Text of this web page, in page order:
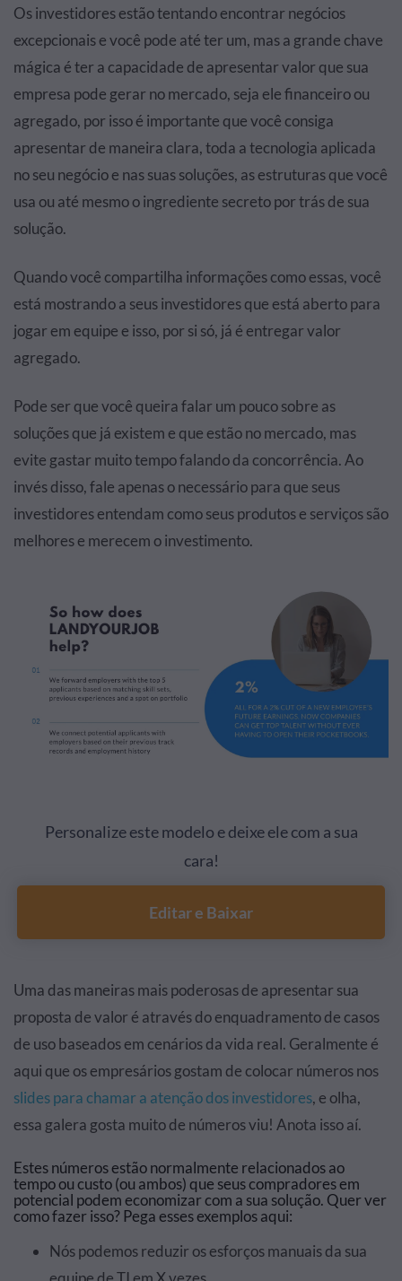
Os investidores estão tentando encontrar negócios
excepcionais e você pode até ter um, mas a grande chave
mágica é ter a capacidade de apresentar valor que sua
empresa pode gerar no mercado, seja ele financeiro ou
agregado, por isso é importante que você consiga
apresentar de maneira clara, toda a tecnologia aplicada
no seu negócio e nas suas soluções, as estruturas que você
usa ou até mesmo o ingrediente secreto por trás de sua
solução.
Quando você compartilha informações como essas, você
está mostrando a seus investidores que está aberto para
jogar em equipe e isso, por si só, já é entregar valor
agregado.
Pode ser que você queira falar um pouco sobre as
soluções que já existem e que estão no mercado, mas
evite gastar muito tempo falando da concorrência. Ao
invés disso, fale apenas o necessário para que seus
investidores entendam como seus produtos e serviços são
melhores e merecem o investimento.
Personalize este modelo e deixe ele com a sua
cara!
Editar e Baixar
Uma das maneiras mais poderosas de apresentar sua
proposta de valor é através do enquadramento de casos
de uso baseados em cenários da vida real. Geralmente é
aqui que os empresários gostam de colocar números nos
slides para chamar a atenção dos investidores, e olha,
essa galera gosta muito de números viu! Anota isso aí.
Estes números estão normalmente relacionados ao
tempo ou custo (ou ambos) que seus compradores em
potencial podem economizar com a sua solução. Quer ver
como fazer isso? Pega esses exemplos aqui:
Nós podemos reduzir os esforços manuais da sua